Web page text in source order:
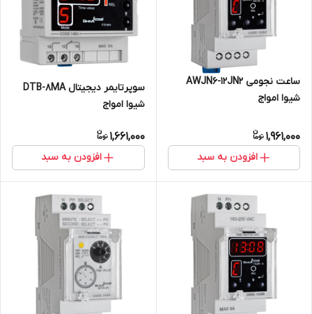
ساعت نجومی AWJN6-12JN2
شیوا امواج
1,961,000
افزودن به سبد
سوپرتایمر دیجیتال DTB-8MA
شیوا امواج
1,661,000
افزودن به سبد